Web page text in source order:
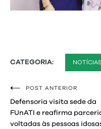
CATEGORIA: NOTÍCIAS
Navegação
de
POST ANTERIOR
Defensoria visita sede da
FUnATI e reafirma
voltadas às pessoas